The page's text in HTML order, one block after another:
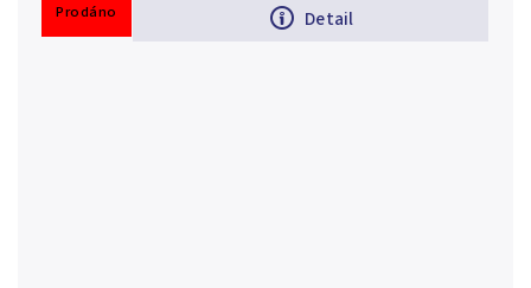
Detail
Prodáno